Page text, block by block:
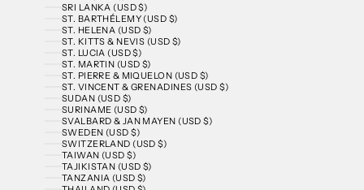
SRI LANKA (USD $)
ST. BARTHÉLEMY (USD $)
ST. HELENA (USD $)
ST. KITTS & NEVIS (USD $)
ST. LUCIA (USD $)
ST. MARTIN (USD $)
ST. PIERRE & MIQUELON (USD $)
ST. VINCENT & GRENADINES (USD $)
SUDAN (USD $)
SURINAME (USD $)
SVALBARD & JAN MAYEN (USD $)
SWEDEN (USD $)
SWITZERLAND (USD $)
TAIWAN (USD $)
TAJIKISTAN (USD $)
TANZANIA (USD $)